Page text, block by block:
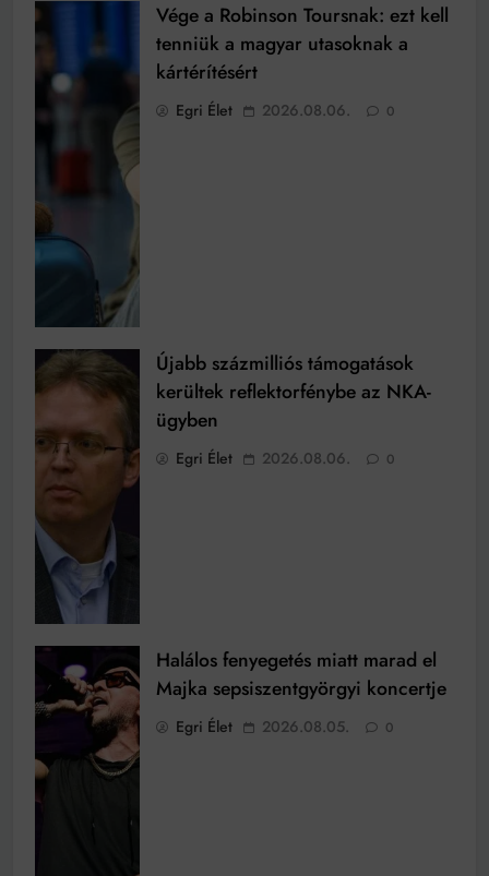
Vége a Robinson Toursnak: ezt kell
tenniük a magyar utasoknak a
kártérítésért
Egri Élet 2026.08.06. 0
Újabb százmilliós támogatások
kerültek reflektorfénybe az NKA-
ügyben
Egri Élet 2026.08.06. 0
Halálos fenyegetés miatt marad el
Majka sepsiszentgyörgyi koncertje
Egri Élet 2026.08.05. 0